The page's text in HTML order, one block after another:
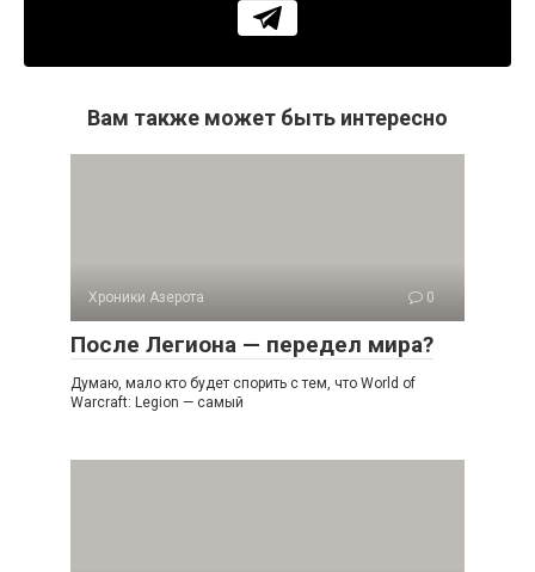
Вам также может быть интересно
Хроники Азерота 0
После Легиона — передел мира?
Думаю, мало кто будет спорить с тем, что World of
Warcraft: Legion — самый